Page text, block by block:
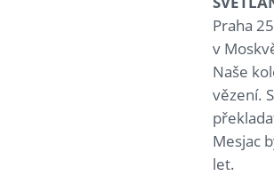
Praha
v
Naše
vězení.
Mesjac
let.